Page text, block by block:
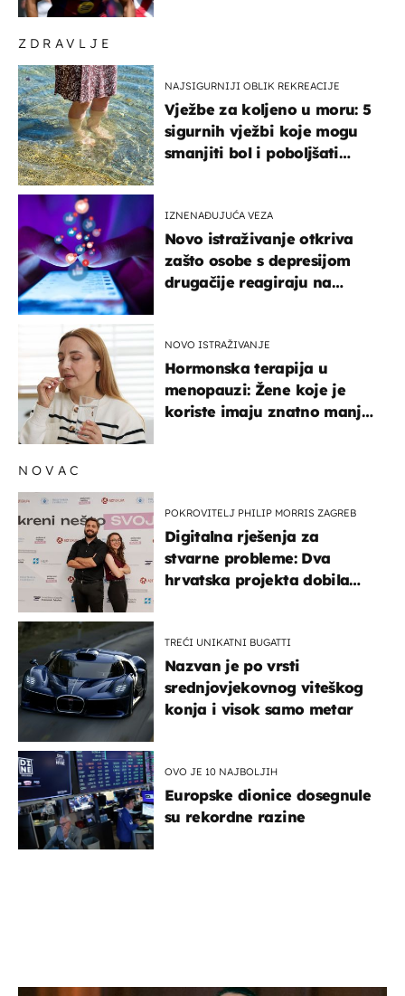
ZDRAVLJE
NAJSIGURNIJI OBLIK REKREACIJE
Vježbe za koljeno u moru: 5
sigurnih vježbi koje mogu
smanjiti bol i poboljšati
IZNENAĐUJUĆA VEZA
Novo istraživanje otkriva
zašto osobe s depresijom
drugačije reagiraju na
NOVO ISTRAŽIVANJE
Hormonska terapija u
menopauzi: Žene koje je
koriste imaju znatno manji
NOVAC
POKROVITELJ PHILIP MORRIS ZAGREB
Digitalna rješenja za
stvarne probleme: Dva
hrvatska projekta dobila
TREĆI UNIKATNI BUGATTI
Nazvan je po vrsti
srednjovjekovnog viteškog
konja i visok samo metar
OVO JE 10 NAJBOLJIH
Europske dionice dosegnule
su rekordne razine